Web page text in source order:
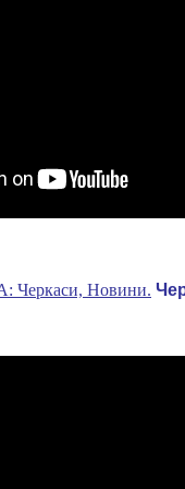
Черкаси, Новини.